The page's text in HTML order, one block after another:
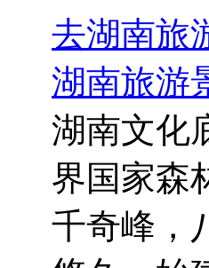
去湖南旅
湖南旅游
湖南文化
界国家森
千奇峰，